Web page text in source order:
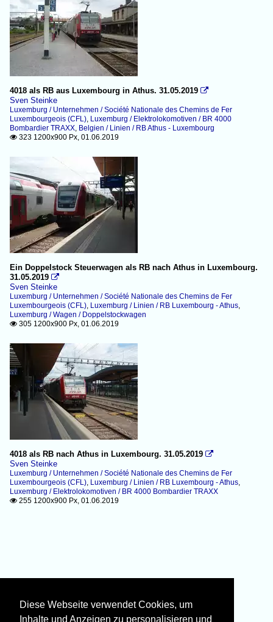
4018 als RB aus Luxembourg in Athus. 31.05.2019 
Sven Steinke
Luxemburg / Unternehmen / Société Nationale des Chemins de Fer
Luxembourgeois (CFL), Luxemburg / Elektrolokomotiven / BR 4000
Bombardier TRAXX, Belgien / Linien / RB Athus - Luxembourg
 323 1200x900 Px, 01.06.2019
Ein Doppelstock Steuerwagen als RB nach Athus in Luxembourg.
31.05.2019 
Sven Steinke
Luxemburg / Unternehmen / Société Nationale des Chemins de Fer
Luxembourgeois (CFL), Luxemburg / Linien / RB Luxembourg - Athus,
Luxemburg / Wagen / Doppelstockwagen
 305 1200x900 Px, 01.06.2019
4018 als RB nach Athus in Luxembourg. 31.05.2019 
Sven Steinke
Luxemburg / Unternehmen / Société Nationale des Chemins de Fer
Luxembourgeois (CFL), Luxemburg / Linien / RB Luxembourg - Athus,
Luxemburg / Elektrolokomotiven / BR 4000 Bombardier TRAXX
 255 1200x900 Px, 01.06.2019
Diese Webseite verwendet Cookies, um
Inhalte und Anzeigen zu personalisieren und